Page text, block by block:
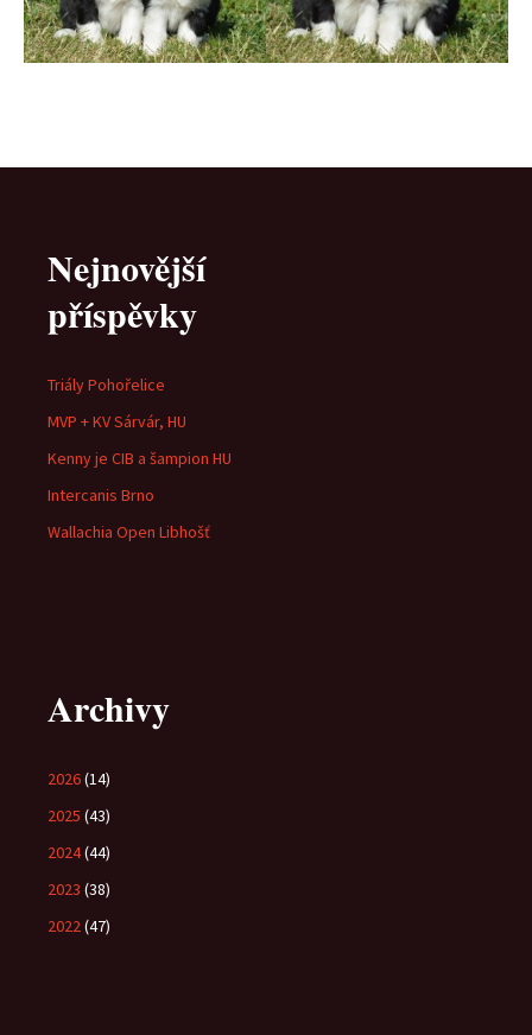
Nejnovější
příspěvky
Triály Pohořelice
MVP + KV Sárvár, HU
Kenny je CIB a šampion HU
Intercanis Brno
Wallachia Open Libhošť
Archivy
2026(14)
2025 (43)
2024(44)
2023 (38)
2022(47)